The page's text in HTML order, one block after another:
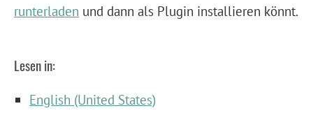
runterladen und dann als Plugin installieren könnt.
Lesen in:
English (United States)